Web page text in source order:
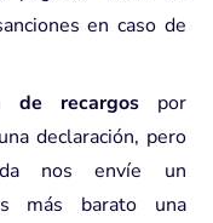
en caso de
de recargospor
declaración, pero
nos envíe un
más barato una